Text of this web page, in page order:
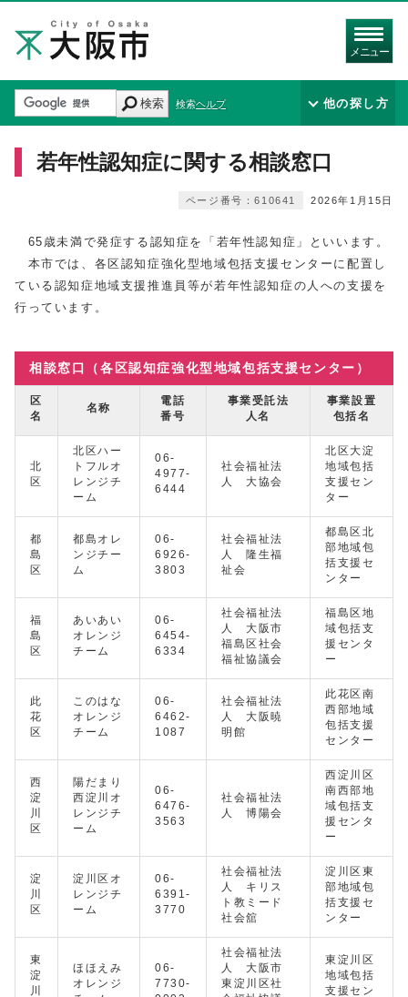
メニュー
検索 検索ヘルプ 他の探し方
若年性認知症に関する相談窓口
2026年1月15日
ページ番号：610641
65歳未満で発症する認知症を「若年性認知症」といいます。
本市では、各区認知症強化型地域包括支援センターに配置し
ている認知症地域支援推進員等が若年性認知症の人への支援を
行っています。
相談窓口（各区認知症強化型地域包括支援センター）
区
名
名称
電話
番号
事業受託法
人名
事業設置
包括名
北
区
北区ハー
トフルオ
レンジチ
ーム
06-
4977-
6444
社会福祉法
人 大協会
北区大淀
地域包括
支援セン
ター
都
島
区
都島オレ
ンジチー
ム
06-
6926-
3803
社会福祉法
人 隆生福
祉会
都島区北
部地域包
括支援セ
ンター
福
島
区
あいあい
オレンジ
チーム
06-
6454-
6334
社会福祉法
人 大阪市
福島区社会
福祉協議会
福島区地
域包括支
援センタ
ー
此
花
区
このはな
オレンジ
チーム
06-
6462-
1087
社会福祉法
人 大阪暁
明館
此花区南
西部地域
包括支援
センター
西
淀
川
区
陽だまり
西淀川オ
レンジチ
ーム
06-
6476-
3563
社会福祉法
人 博陽会
西淀川区
南西部地
域包括支
援センタ
ー
淀
川
区
淀川区オ
レンジチ
ーム
06-
6391-
3770
社会福祉法
人 キリス
ト教ミード
社会舘
淀川区東
部地域包
括支援セ
ンター
東
淀
川
ほほえみ
オレンジ
06-
7730-
社会福祉法
人 大阪市
東淀川区社
東淀川区
地域包括
支援セン